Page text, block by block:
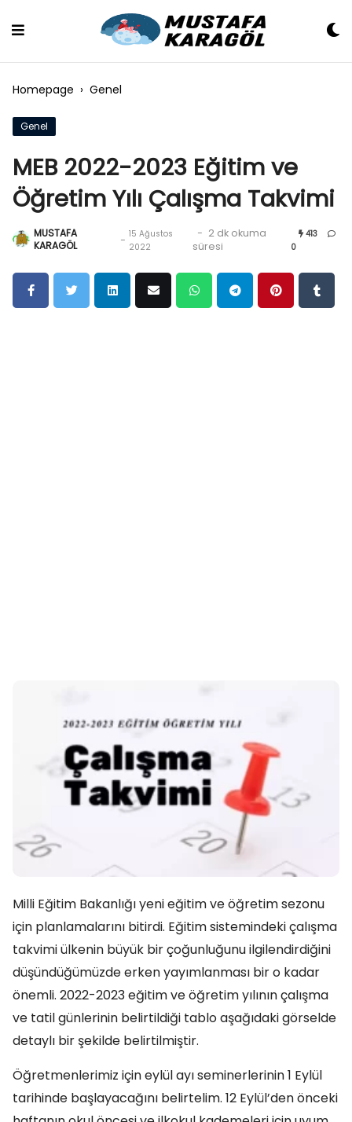
Homepage › Genel
Genel
MEB 2022-2023 Eğitim ve
Öğretim Yılı Çalışma Takvimi
MUSTAFA
KARAGÖL
- 15 Ağustos
2022
- 2 dk okuma
süresi
413
0
Milli Eğitim Bakanlığı yeni eğitim ve öğretim sezonu
için planlamalarını bitirdi. Eğitim sistemindeki çalışma
takvimi ülkenin büyük bir çoğunluğunu ilgilendirdiğini
düşündüğümüzde erken yayımlanması bir o kadar
önemli. 2022-2023 eğitim ve öğretim yılının çalışma
ve tatil günlerinin belirtildiği tablo aşağıdaki görselde
detaylı bir şekilde belirtilmiştir.
Öğretmenlerimiz için eylül ayı seminerlerinin 1 Eylül
tarihinde başlayacağını belirtelim. 12 Eylül’den önceki